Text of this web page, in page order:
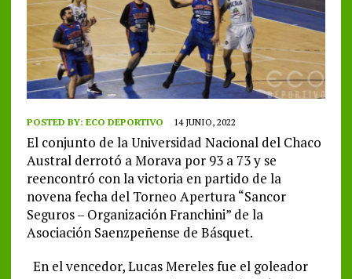
POSTED BY: ECO DEPORTIVO 14 JUNIO, 2022
El conjunto de la Universidad Nacional del Chaco
Austral derrotó a Morava por 93 a 73 y se
reencontró con la victoria en partido de la
novena fecha del Torneo Apertura “Sancor
Seguros – Organización Franchini” de la
Asociación Saenzpeñense de Básquet.
En el vencedor, Lucas Mereles fue el goleador